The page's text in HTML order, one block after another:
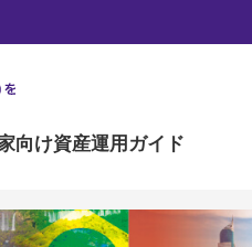
向け資産運用ガイド
カム・